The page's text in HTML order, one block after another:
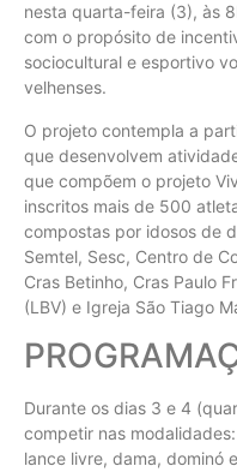
nesta quarta-feira (3), às
com o propósito de
sociocultural e esportivo
velhenses.
O projeto contempla a
que desenvolvem
que compõem o projeto
inscritos mais de 500
compostas por idosos de
Semtel, Sesc, Centro de
Cras Betinho, Cras Paulo
(LBV) e Igreja São Tiago
Durante os dias 3 e 4
competir nas
lance livre, dama, dominó